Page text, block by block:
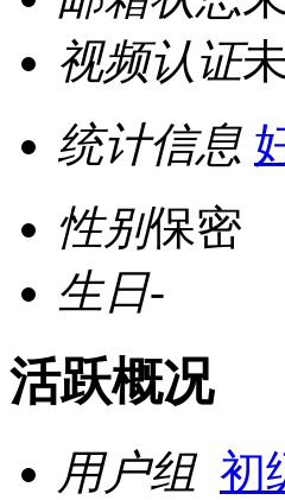
视频认证
统计信息
性别保密
生日-
活跃概况
用户组 初